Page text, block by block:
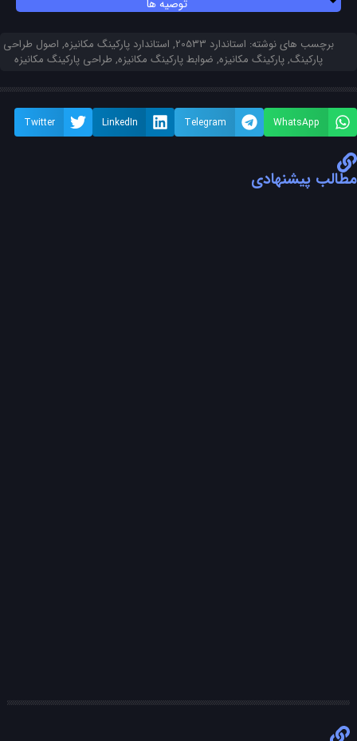
توصیه ها
برچسب های نوشته: استاندارد 20533 , استاندارد پارکینگ مکانیزه, اصول طراحی
پارکینگ,پارکینگ مکانیزه, ضوابط پارکینگ مکانیزه, طراحی پارکینگ مکانیزه
WhatsApp
Telegram
LinkedIn
Twitter
مطالب پیشنهادی